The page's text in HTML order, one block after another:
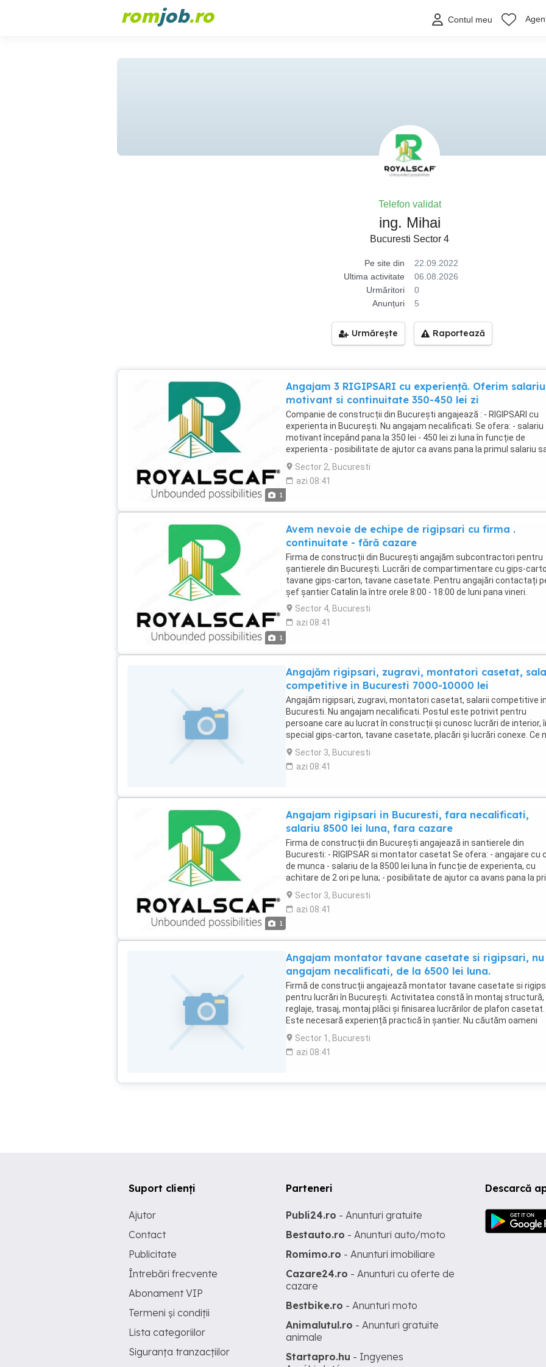
romjob.ro Contul meu
Telefon validat
ing. Mihai
Bucuresti Sector 4
Pe site din
22.09.2022
Ultima activitate
06.08.2026
Urmăritori
0
Anunțuri
5
Urmărește Raportează
1
Angajam 3 RIGIPSARI cu experiență. Oferim salariu
motivant si continuitate 350-450 lei zi
Companie de construcții din București angajează : - RIGIPSARI cu
experienta in București. Nu angajam necalificati. Se ofera: - salariu
motivant începând pana la 350 lei - 450 lei zi luna în funcție de
experienta - posibilitate de ajutor ca avans pana la primul salariu
intre salarii; - NU oferim cazare. Program de lucru: - de luni pana
Oferim seriozitate și cerem seriozitate ! Vârsta recomandată -
45 de ani. Pentru angajări contactați pe șef șantier Catalin la între
Sector 2, Bucuresti
azi 08:41
1
Avem nevoie de echipe de rigipsari cu firma .
continuitate - fără cazare
Firma de construcții din București angajăm subcontractori pentru
șantierele din București. Lucrări de compartimentare cu gips-
tavane gips-carton, tavane casetate. Pentru angajări contactați
șef șantier Catalin la între orele 8:00 - 18:00 de luni pana vineri.
Sector 4, Bucuresti
azi 08:41
Angajăm rigipsari, zugravi, montatori casetat,
competitive in Bucuresti 7000-10000 lei
Angajăm rigipsari, zugravi, montatori casetat, salarii competitive in
Bucuresti. Nu angajam necalificati. Postul este potrivit pentru
persoane care au lucrat în construcții și cunosc lucrări de interior,
special gips-carton, tavane casetate, placări și lucrări conexe. Ce
interesează: experiență reală pe șantier; seriozitate; prezență
constantă la lucru; atenție la calitatea execuției. Ce oferim:
de muncă; salariu de la 6.000 lei lună; Program de lucru: luni vineri:
Sector 3, Bucuresti
azi 08:41
1
Angajam rigipsari in Bucuresti, fara necalificati,
salariu 8500 lei luna, fara cazare
Firma de construcții din București angajează in santierele din
Bucuresti: - RIGIPSAR si montator casetat Se ofera: - angajare cu
de munca - salariu de la 8500 lei luna în funcție de experienta, cu
achitare de 2 ori pe luna; - posibilitate de ajutor ca avans pana la
salariu sau intre salarii; - NU oferim cazare Program de lucru: - de
pana vineri 7:30 - 17:30 (inclusiv pauza de masa 1 ora) Oferim
seriozitate și cerem seriozitate ! Pentru angajări contactați pe
Sector 3, Bucuresti
azi 08:41
Angajam montator tavane casetate si rigipsari, nu
angajam necalificati, de la 6500 lei luna.
Firmă de construcții angajează montator tavane casetate si
pentru lucrări în București. Activitatea constă în montaj structură,
reglaje, trasaj, montaj plăci și finisarea lucrărilor de plafon casetat.
Este necesară experiență practică în șantier. Nu căutăm oameni
ocazionali, ci persoane care vor un loc de muncă stabil. Oferim:
angajare legală; salariu începând de la 7.000 lei lună; Programul este
luni până vineri, Nu se asigură cazare. Contact: 0784 828 635 ing.
Sector 1, Bucuresti
azi 08:41
Descarcă
Suport clienți
Ajutor
Contact
Publicitate
Întrebări frecvente
Abonament VIP
Termeni și condiții
Lista categoriilor
Siguranța tranzacțiilor
Parteneri
Publi24.ro - Anunturi gratuite
Bestauto.ro - Anunturi auto/moto
Romimo.ro - Anunturi imobiliare
Cazare24.ro - Anunturi cu oferte de
cazare
Bestbike.ro - Anunturi moto
Animalutul.ro - Anunturi gratuite
animale
Startapro.hu - Ingyenes